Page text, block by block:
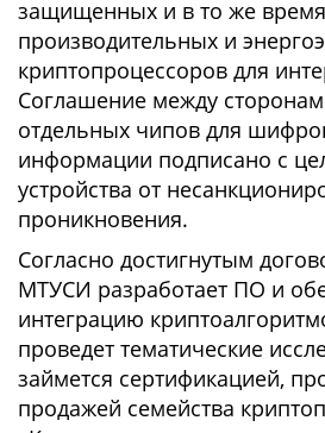
защищенных и в то же время
производительных и
криптопроцессоров для
Соглашение между
отдельных чипов для
информации подписано с
устройства от
проникновения.
Согласно достигнутым
МТУСИ разработает ПО и
интеграцию
проведет тематические
займется сертификацией,
продажей семейства